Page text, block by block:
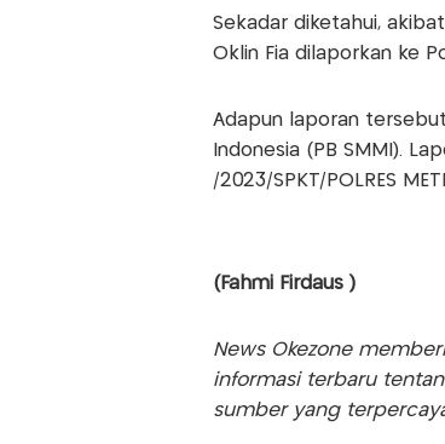
Sekadar diketahui,
Oklin Fia dilaporkan ke
Adapun laporan
Indonesia (PB SMMI).
/2023/SPKT/POLRES
(Fahmi Firdaus )
News Okezone
informasi terbaru
sumber yang